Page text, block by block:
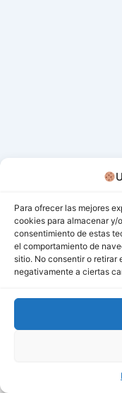
Para ofrecer las mejores
cookies para almacenar y/
consentimiento de estas
el comportamiento de
sitio. No consentir o retirar
negativamente a ciertas
Todos los